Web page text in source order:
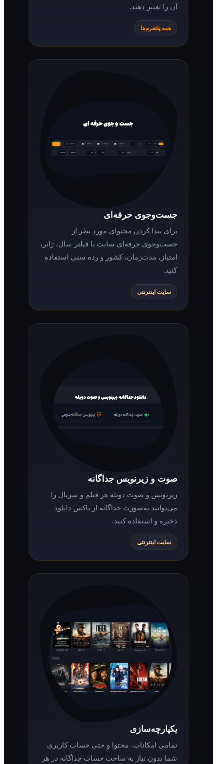
آن را تغییر دهید.
همه پلتفرم‌ها
جست‌وجوی حرفه‌ای
برای پیدا کردن محتوای مورد نظر از
جست‌وجوی حرفه‌ای سایت با فیلتر سال، ژانر،
امتیاز، مدت‌زمان، کشور و رده سنی استفاده
سایت اینترنتی
صوت و زیرنویس جداگانه
زیرنویس و صوت دوبله هر فیلم و سریال را
می‌توانید به‌صورت جداگانه از باکس دانلود
ذخیره و استفاده کنید.
سایت اینترنتی
یکپارچه‌سازی
تمامی امکانات، محتوا و حتی حساب کاربری
شما بدون نیاز به ساخت حساب جداگانه در هر